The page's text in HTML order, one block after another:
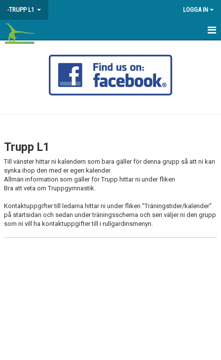
-TRUPP L1 LOGGA IN
Trupp L1
Till vänster hittar ni kalendern som bara gäller för denna grupp så att ni kan
synka ihop den med er egen kalender.
Allmän information som gäller för Trupp hittar ni under fliken
Bra att veta om Truppgymnastik.
Kontaktuppgifter till ledarna hittar ni under fliken "Träningstider/kalender"
på startsidan och sedan under träningsschema och sen väljer ni den grupp
som ni vill ha kontaktuppgifter till i rullgardinsmenyn.